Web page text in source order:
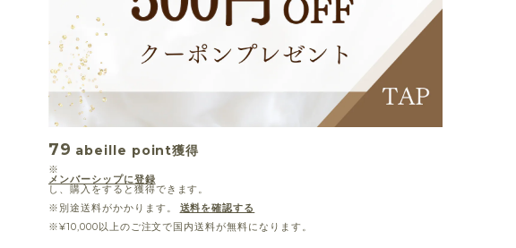
79 abeille point獲得
※
メンバーシップに登録
し、購入をすると獲得できます。
※別途送料がかかります。
送料を確認する
※¥10,000以上のご注文で国内送料が無料になります。